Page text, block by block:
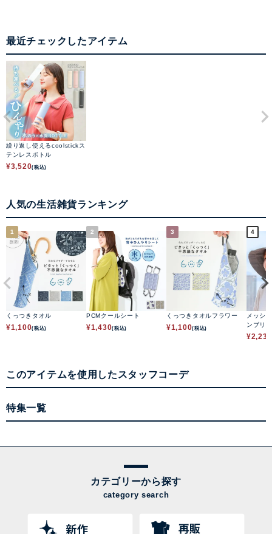
最近チェックしたアイテム
繰り返し使えるcoolstickス
テンレスボトル
¥3,520(税込)
人気の生活雑貨ランキング
1
くっつきタオル
¥1,100(税込)
2
PCMクールシート
¥1,430(税込)
3
くっつきタオルフラワー
¥1,100(税込)
4
メッシ
ンブリ
¥2,231
このアイテムを使用したスタッフコーデ
特集一覧
カテゴリーから探す
category search